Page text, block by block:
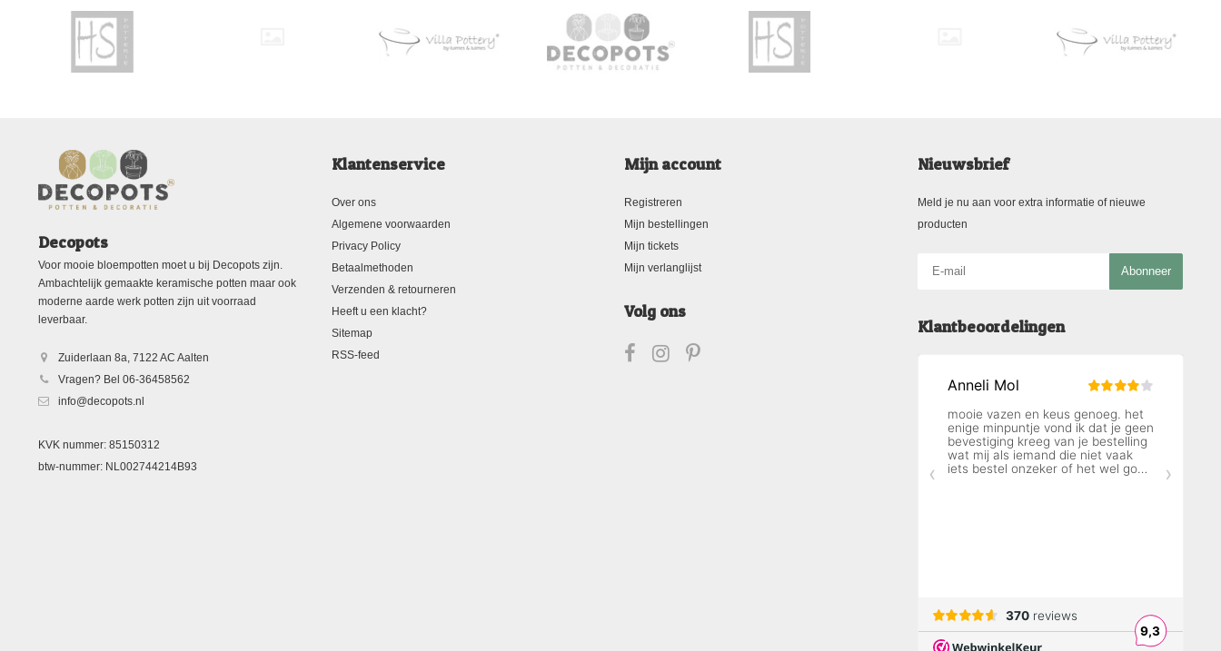
Decopots
Voor mooie bloempotten moet u bij Decopots zijn.
Ambachtelijk gemaakte keramische potten maar ook
moderne aarde werk potten zijn uit voorraad
leverbaar.
Zuiderlaan 8a, 7122 AC Aalten
Vragen? Bel 06-36458562
info@decopots.nl
KVK nummer: 85150312
btw-nummer: NL002744214B93
Klantenservice
Over ons
Algemene voorwaarden
Privacy Policy
Betaalmethoden
Verzenden & retourneren
Heeft u een klacht?
Sitemap
RSS-feed
Mijn account
Registreren
Mijn bestellingen
Mijn tickets
Mijn verlanglijst
Volg ons
Nieuwsbrief
Meld je nu aan voor extra informatie of nieuwe
producten
Abonneer
Klantbeoordelingen